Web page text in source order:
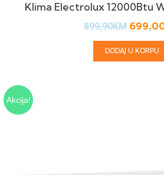
Klima Electrolux 12000Btu
899,90KM
DODAJ U KORPU
Akcija!